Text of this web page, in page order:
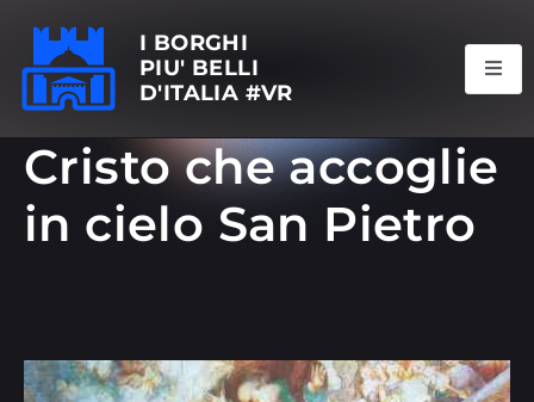
I BORGHI
PIU' BELLI
D'ITALIA #VR
Cristo che accoglie
in cielo San Pietro